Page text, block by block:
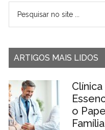
ARTIGOS MAIS LIDOS
o
Família